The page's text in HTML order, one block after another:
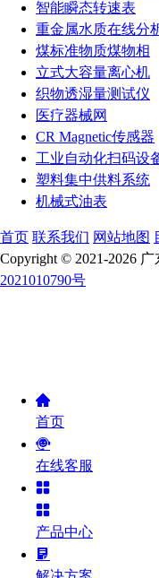
智能瞬态转速表
重金属水质在线分
煤标准物质煤物相
立式大容量离心机
织物透湿量测试仪
医疗器械网
CR Magnetic传感器
工业自动化扫码设
塑料集中供料系统
机械式油表
首页 联系我们 网站地图
Copyright © 2021-2026
2021010790号
首页
在线客服
产品中心